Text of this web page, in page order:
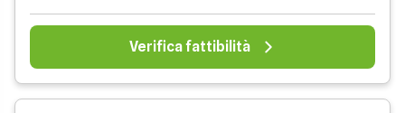
Verifica fattibilità